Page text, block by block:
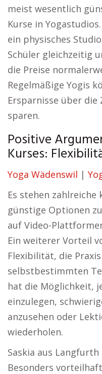
meist wesentlich
Kurse in
ein physisches
Schüler gleichzeitig
die Preise
Regelmäßige Yogis
Ersparnisse über
sparen.
Positive
Kurses:
Yoga Wädenswil |
Es stehen
günstige Optionen
auf Video-
Ein weiterer Vorteil
Flexibilität, die
selbstbestimmten
hat die Möglichkeit,
einzulegen,
anzusehen oder
wiederholen.
Saskia aus
Besonders